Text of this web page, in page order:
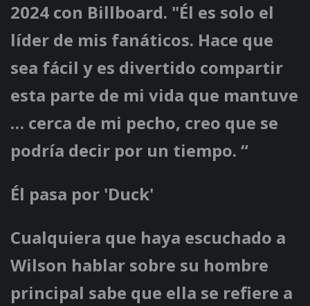
2024 con Billboard. "Él es solo el
líder de mis fanáticos. Hace que
sea fácil y es divertido compartir
esta parte de mi vida que mantuve
… cerca de mi pecho, creo que se
podría decir por un tiempo. “
Él pasa por 'Duck'
Cualquiera que haya escuchado a
Wilson hablar sobre su hombre
principal sabe que ella se refiere a